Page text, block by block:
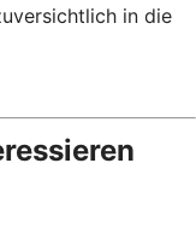
in die